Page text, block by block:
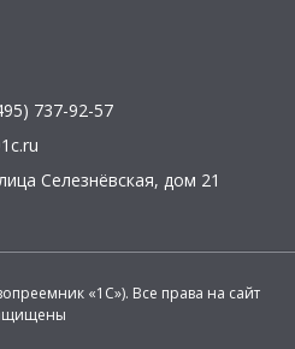
737-92-57
Селезнёвская, дом 21
«1С»). Все права на сайт